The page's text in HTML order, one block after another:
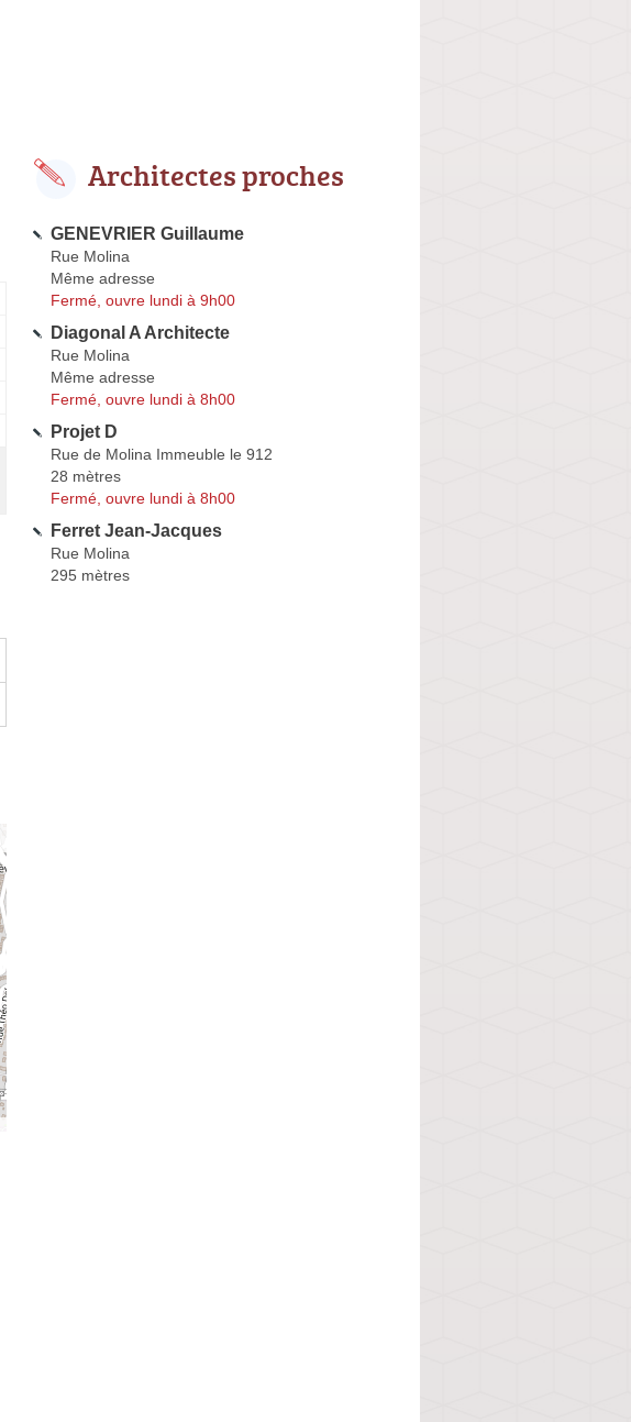
Architectes proches
GENEVRIER Guillaume
Rue Molina
Même adresse
Fermé, ouvre lundi à 9h00
Diagonal A Architecte
Rue Molina
Même adresse
Fermé, ouvre lundi à 8h00
Projet D
Rue de Molina Immeuble le 912
28 mètres
Fermé, ouvre lundi à 8h00
Ferret Jean-Jacques
Rue Molina
295 mètres